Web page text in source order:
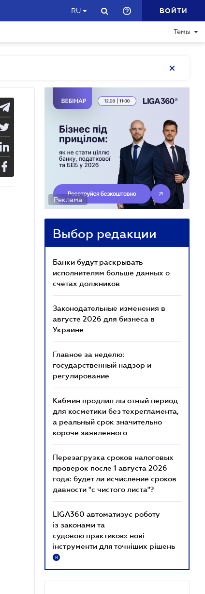
RU ВОЙТИ
Темы
Реклама
Выбор редакции
Банки будут раскрывать
исполнителям больше данных о
счетах должников
Законодательные изменения в
августе 2026 для бизнеса в
Украине
Главное за неделю:
государственный надзор и
регулирование
Кабмин продлил льготный период
для косметики без техрегламента,
а реальный срок значительно
короче заявленного
Перезагрузка сроков налоговых
проверок после 1 августа 2026
года: будет ли исчисление сроков
давности "с чистого листа"?
LIGA360 автоматизує роботу
із законами та
судовою практикою: нові
інструменти для точніших рішень
R